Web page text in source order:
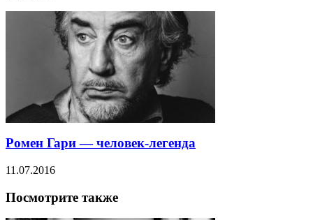
Ромен Гари — человек-легенда
11.07.2016
Посмотрите также